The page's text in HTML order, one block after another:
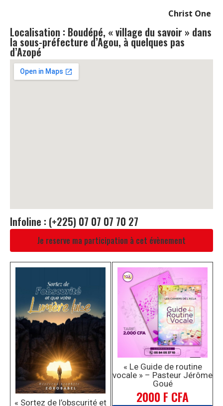
« Sortez de l’obscurité et
« Le Guide de routine
vocale » – Pasteur Jérôme
Goué
2000 F CFA
Christ One
Localisation : Boudépé, « village du savoir » dans
la sous-préfecture d’Agou, à quelques pas
d’Azopé
Infoline : (+225) 07 07 07 70 27
Je reserve ma participation à cet évènement